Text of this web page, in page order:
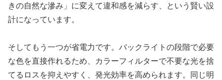
きの自然な滲み」に変えて違和感を減らす、という賢い設
計になっています。
そしてもう一つが省電力です。バックライトの段階で必要
な色を直接作れるため、カラーフィルターで不要な光を捨
てるロスを抑えやすく、発光効率を高められます。同じ明